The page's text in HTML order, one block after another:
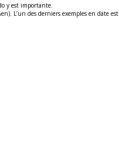
y est importante.
L’un des derniers exemples en date est